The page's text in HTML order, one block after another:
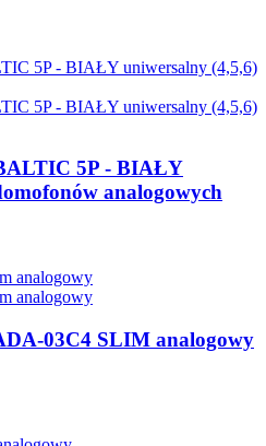
5P - BIAŁY
analogowych
03C4 SLIM analogowy